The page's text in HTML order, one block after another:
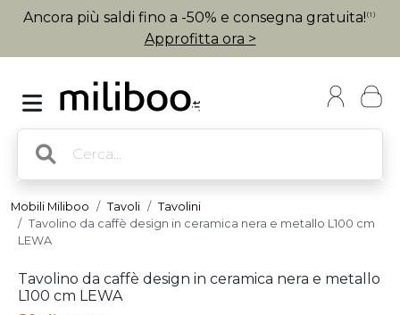
Ancora più saldi fino a -50% e consegna gratuita! (1)
Approfitta ora >
Mobili Miliboo Tavoli
Tavolini
Tavolino da caffè design in ceramica nera e metallo L100 cm
LEWA
Tavolino da caffè design in ceramica nera e metallo
L100 cm LEWA